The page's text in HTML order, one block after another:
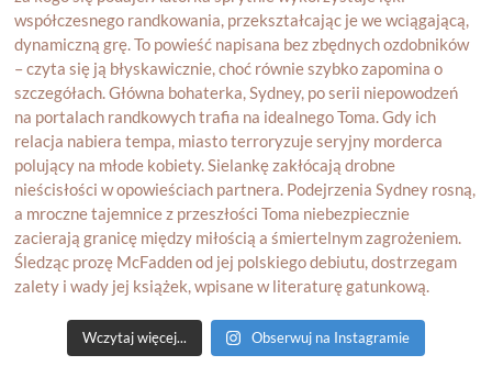
Wczytaj więcej... Obserwuj na Instagramie